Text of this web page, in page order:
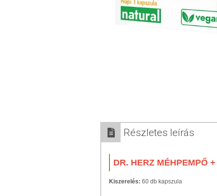
Részletes leírás
DR. HERZ MÉHPEMPŐ
Kiszerelés: 60 db kapszula